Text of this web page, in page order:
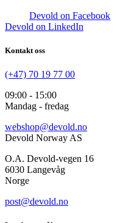
Devold on Facebook
Devold on LinkedIn
Kontakt oss
(+47) 70 19 77 00
09:00 - 15:00
Mandag - fredag
webshop@devold.no
Devold Norway AS
O.A. Devold-vegen 16
6030 Langevåg
Norge
post@devold.no